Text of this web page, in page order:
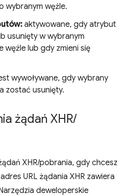
wybranym węźle.
aktywowane, gdy atrybut
usunięty w wybranym
węźle lub gdy zmieni się
wywoływane, gdy wybrany
zostać usunięty.
żądań XHR/
XHR/pobrania, gdy chcesz
URL żądania XHR zawiera
deweloperskie